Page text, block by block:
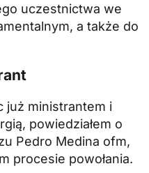
uczestnictwa we
a także do
już ministrantem i
powiedziałem o
Pedro Medina ofm,
procesie powołania.